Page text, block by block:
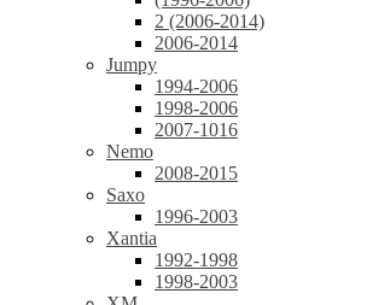
2 (2006-2014)
2006-2014
Jumpy
1994-2006
1998-2006
2007-1016
Nemo
2008-2015
Saxo
1996-2003
Xantia
1992-1998
1998-2003